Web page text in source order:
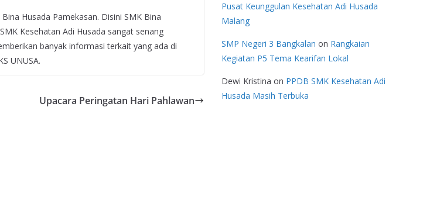
Husada Pamekasan. Disini SMK Bina
Kesehatan Adi Husada sangat senang
banyak informasi terkait yang ada di
UNUSA.
Upacara Peringatan Hari Pahlawan
Pusat Keunggulan Kesehatan Adi Husada
Malang
SMP Negeri 3 Bangkalan on Rangkaian
Kegiatan P5 Tema Kearifan Lokal
Dewi Kristina on PPDB SMK Kesehatan Adi
Husada Masih Terbuka